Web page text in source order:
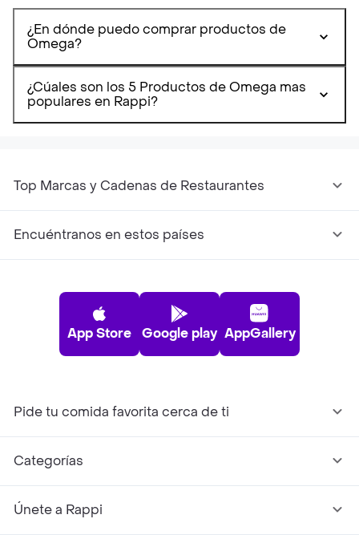
¿En dónde puedo comprar productos de
Omega?
¿Cúales son los 5 Productos de Omega mas
populares en Rappi?
Top Marcas y Cadenas de Restaurantes
Encuéntranos en estos países
App Store Google play AppGallery
Pide tu comida favorita cerca de ti
Categorías
Únete a Rappi